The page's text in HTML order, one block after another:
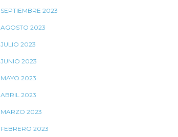
SEPTIEMBRE 2023
AGOSTO 2023
JULIO 2023
JUNIO 2023
MAYO 2023
ABRIL 2023
MARZO 2023
FEBRERO 2023